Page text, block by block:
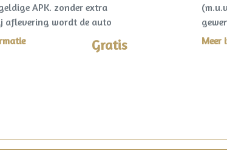
APK. zonder extra
aflevering wordt de auto
naam gezet en een
van de eventuele inruilauto
Gratis Meer